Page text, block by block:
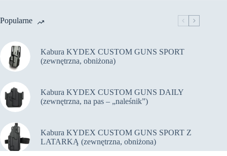
Popularne
Kabura KYDEX CUSTOM GUNS SPORT
(zewnętrzna, obniżona)
Kabura KYDEX CUSTOM GUNS DAILY
(zewnętrzna, na pas – „naleśnik”)
Kabura KYDEX CUSTOM GUNS SPORT Z
LATARKĄ (zewnętrzna, obniżona)